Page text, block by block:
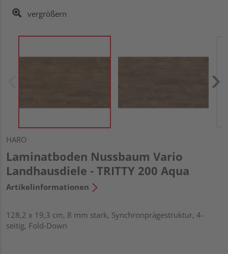
vergrößern
HARO
Laminatboden Nussbaum Vario
Landhausdiele - TRITTY 200 Aqua
Artikelinformationen
128,2 x 19,3 cm, 8 mm stark, Synchronprägestruktur, 4-
seitig, Fold-Down